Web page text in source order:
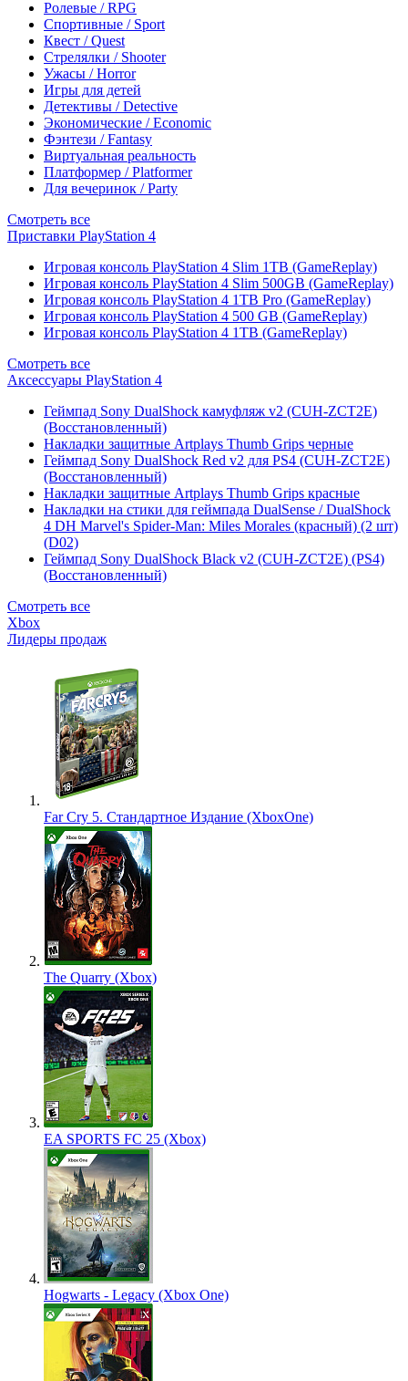
Ролевые / RPG
Спортивные / Sport
Квест / Quest
Стрелялки / Shooter
Ужасы / Horror
Игры для детей
Детективы / Detective
Экономические / Economic
Фэнтези / Fantasy
Виртуальная реальность
Платформер / Platformer
Для вечеринок / Party
Смотреть все
Приставки PlayStation 4
Игровая консоль PlayStation 4 Slim 1TB (GameReplay)
Игровая консоль PlayStation 4 Slim 500GB (GameReplay)
Игровая консоль PlayStation 4 1TB Pro (GameReplay)
Игровая консоль PlayStation 4 500 GB (GameReplay)
Игровая консоль PlayStation 4 1TB (GameReplay)
Смотреть все
Аксессуары PlayStation 4
Геймпад Sony DualShock камуфляж v2 (CUH-ZCT2E)
(Восстановленный)
Накладки защитные Artplays Thumb Grips черные
Геймпад Sony DualShock Red v2 для PS4 (CUH-ZCT2E)
(Восстановленный)
Накладки защитные Artplays Thumb Grips красные
Накладки на стики для геймпада DualSense / DualShock
4 DH Marvel's Spider-Man: Miles Morales (красный) (2 шт)
(D02)
Геймпад Sony DualShock Black v2 (CUH-ZCT2E) (PS4)
(Восстановленный)
Смотреть все
Xbox
Лидеры продаж
Far Cry 5. Стандартное Издание (XboxOne)
The Quarry (Xbox)
EA SPORTS FC 25 (Xbox)
Hogwarts - Legacy (Xbox One)